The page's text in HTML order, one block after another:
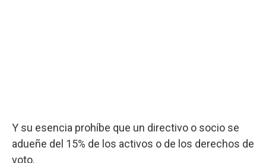
Y su esencia prohíbe que un directivo o socio se
adueñe del 15% de los activos o de los derechos de
voto.